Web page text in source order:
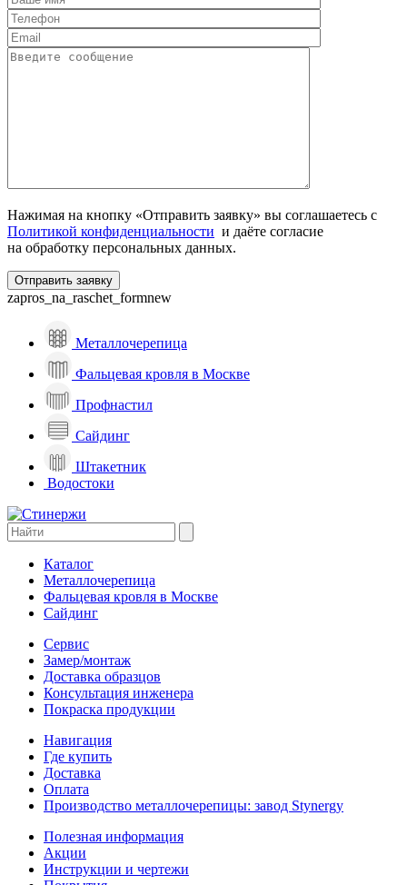
Нажимая на кнопку «Отправить заявку» вы соглашаетесь с
Политикой конфиденциальности и даёте согласие
на обработку персональных данных.
zapros_na_raschet_formnew
Металлочерепица
Фальцевая кровля в Москве
Профнастил
Сайдинг
Штакетник
Водостоки
Каталог
Металлочерепица
Фальцевая кровля в Москве
Сайдинг
Сервис
Замер/монтаж
Доставка образцов
Консультация инженера
Покраска продукции
Навигация
Где купить
Доставка
Оплата
Производство металлочерепицы: завод Stynergy
Полезная информация
Акции
Инструкции и чертежи